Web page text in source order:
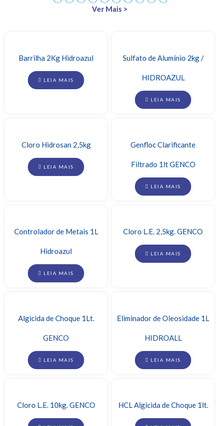
Ver Mais >
Barrilha 2Kg Hidroazul
LEIA MAIS
Sulfato de Alumínio 2kg /
HIDROAZUL
LEIA MAIS
Cloro Hidrosan 2,5kg
LEIA MAIS
Genfloc Clarificante
Filtrado 1lt GENCO
LEIA MAIS
Controlador de Metais 1L
Hidroazul
LEIA MAIS
Cloro L.E. 2,5kg. GENCO
LEIA MAIS
Algicida de Choque 1Lt.
GENCO
LEIA MAIS
Eliminador de Oleosidade 1L
HIDROALL
LEIA MAIS
Cloro L.E. 10kg. GENCO HCL Algicida de Choque 1lt.